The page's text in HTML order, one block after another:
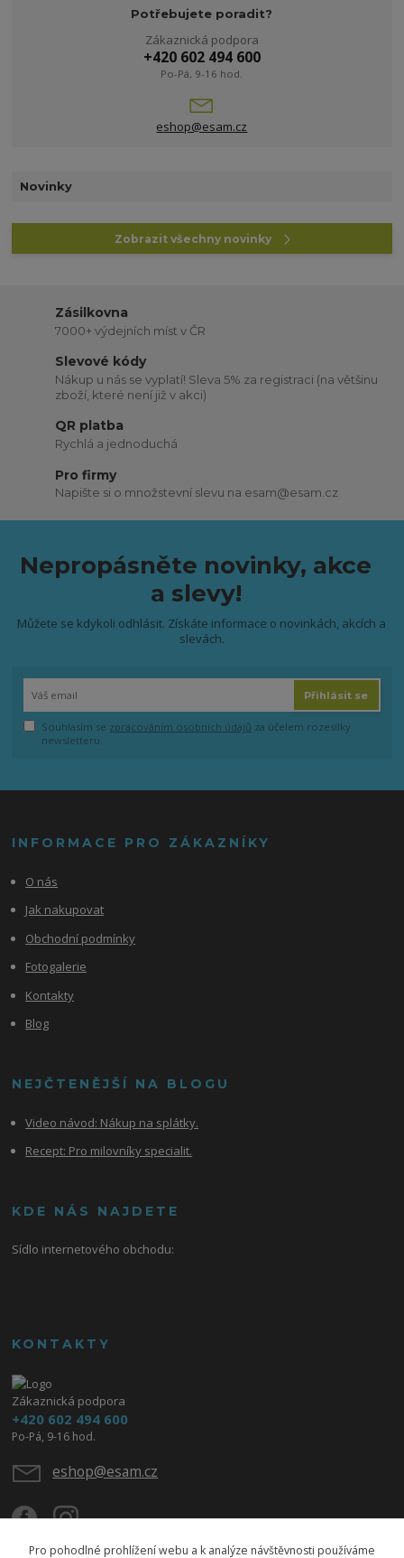
Potřebujete poradit?
Zákaznická podpora
+420 602 494 600
Po-Pá, 9-16 hod.
eshop@esam.cz
Novinky
Zobrazit všechny novinky
Zásilkovna
7000+ výdejních míst v ČR
Slevové kódy
Nákup u nás se vyplatí! Sleva 5% za registraci (na většinu
zboží, které není již v akci)
QR platba
Rychlá a jednoduchá
Pro firmy
Napište si o množstevní slevu na esam@esam.cz
Nepropásněte novinky, akce
a slevy!
Můžete se kdykoli odhlásit. Získáte informace o novinkách, akcích a
slevách.
Přihlásit se
Souhlasím se zpracováním osobních údajů za účelem rozesílky
newsletteru.
INFORMACE PRO ZÁKAZNÍKY
O nás
Jak nakupovat
Obchodní podmínky
Fotogalerie
Kontakty
Blog
NEJČTENĚJŠÍ NA BLOGU
Video návod: Nákup na splátky.
Recept: Pro milovníky specialit.
KDE NÁS NAJDETE
Sídlo internetového obchodu:
KONTAKTY
Zákaznická podpora
+420 602 494 600
Po-Pá, 9-16 hod.
eshop@esam.cz
Pro pohodlné prohlížení webu a k analýze návštěvnosti používáme